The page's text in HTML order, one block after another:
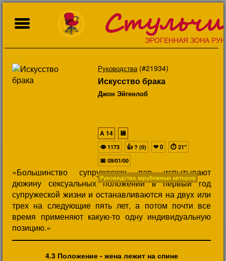
ЭРОГЕННАЯ ЗОНА
Руководства(#21934)
Искусство брака
Джон Эйгенлоб
«Большинство супружеских пар испытывают
дюжину сексуальных положений в первый год
супружеской жизни и останавливаются на двух или
трех на следующие пять лет, а потом почти все
время применяют какую-то одну индивидуальную
позицию.»
A14
💾
👁1173 👍 ? (0) ❤0 ⏱ 21"
📅 09/01/00
Руководства зарубежных авторов
4.3 Положение - жена лежит на спине